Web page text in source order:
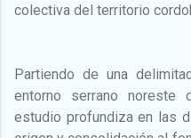
colectiva del territorio
Partiendo de una
entorno serrano noreste
estudio profundiza en las